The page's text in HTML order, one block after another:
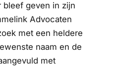
bleef geven in zijn
Advocaten
met een heldere
naam en de
met